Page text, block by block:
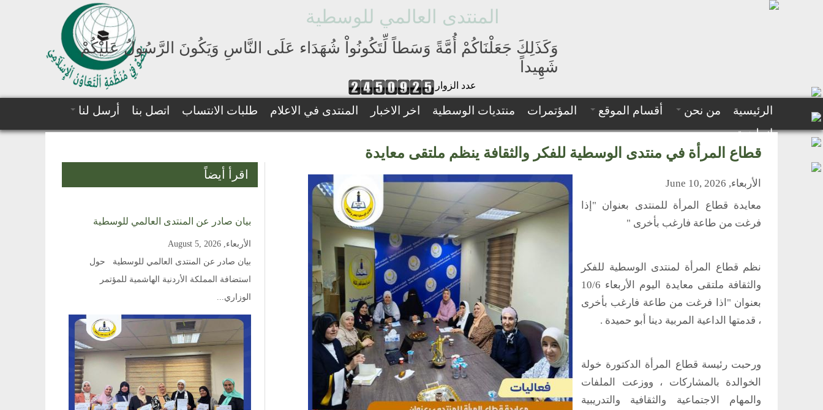
المنتدى العالمي للوسطية
وَكَذَلِكَ جَعَلْنَاكُمْ أُمَّةً وَسَطاً لِّتَكُونُواْ شُهَدَاء عَلَى النَّاسِ وَيَكُونَ الرَّسُولُ عَلَيْكُمْ
شَهِيداً
عدد الزوار
الرئيسية من نحن أقسام الموقع المؤتمرات منتديات الوسطية اخر الاخبار المنتدى في الاعلام طلبات الانتساب اتصل بنا
أرسل لنا
إنجليزية
قطاع المرأة في منتدى الوسطية للفكر والثقافة ينظم ملتقى معايدة
الأربعاء, June 10, 2026
معايدة قطاع المرأة للمنتدى بعنوان "إذا
فرغت من طاعة فارغب بأخرى "
نظم قطاع المرأة لمنتدى الوسطية للفكر
والثقافة ملتقى معايدة اليوم الأربعاء 10/6
بعنوان "اذا فرغت من طاعة فارغب بأخرى
، قدمتها الداعية المربية دينا أبو حميدة .
ورحبت رئيسة قطاع المرأة الدكتورة خولة
الخوالدة بالمشاركات ، ووزعت الملفات
والمهام الاجتماعية والثقافية والتدريبية
اقرأ أيضاً
بيان صادر عن المنتدى العالمي للوسطية
الأربعاء, August 5, 2026
بيان صادر عن المنتدى العالمي للوسطية حول
استضافة المملكة الأردنية الهاشمية للمؤتمر
الوزاري...